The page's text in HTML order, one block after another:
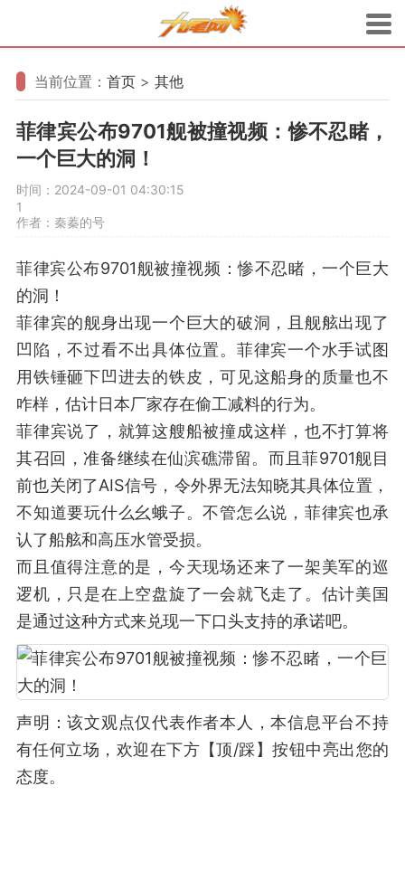
当前位置： 首页 > 其他
菲律宾公布9701舰被撞视频：惨不忍睹，
一个巨大的洞！
时间：2024-09-01 04:30:15
1
作者：秦蓁的号
菲律宾公布9701舰被撞视频：惨不忍睹，一个巨大
的洞！
菲律宾的舰身出现一个巨大的破洞，且舰舷出现了
凹陷，不过看不出具体位置。菲律宾一个水手试图
用铁锤砸下凹进去的铁皮，可见这船身的质量也不
咋样，估计日本厂家存在偷工减料的行为。
菲律宾说了，就算这艘船被撞成这样，也不打算将
其召回，准备继续在仙滨礁滞留。而且菲9701舰目
前也关闭了AIS信号，令外界无法知晓其具体位置，
不知道要玩什么幺蛾子。不管怎么说，菲律宾也承
认了船舷和高压水管受损。
而且值得注意的是，今天现场还来了一架美军的巡
逻机，只是在上空盘旋了一会就飞走了。估计美国
是通过这种方式来兑现一下口头支持的承诺吧。
声明：该文观点仅代表作者本人，本信息平台不持
有任何立场，欢迎在下方【顶/踩】按钮中亮出您的
态度。